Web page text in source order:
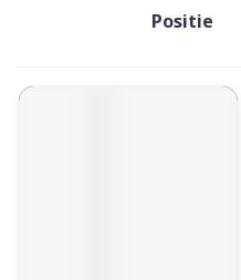
Sorteer op: